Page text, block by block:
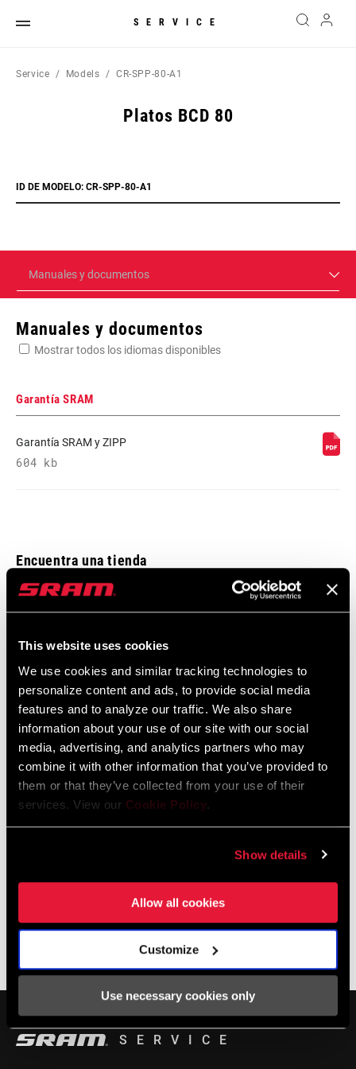
This website uses cookies
We use cookies and similar tracking technologies to
personalize content and ads, to provide social media
features and to analyze our traffic. We also share
information about your use of our site with our social
media, advertising, and analytics partners who may
combine it with other information that you’ve provided to
them or that they’ve collected from your use of their
services. View our Cookie Policy.
Show details
Allow all cookies
Customize
Use necessary cookies only
SERVICE
Service Models CR-SPP-80-A1
Platos BCD 80
ID DE MODELO: CR-SPP-80-A1
Manuales y documentos
Manuales y documentos
Mostrar todos los idiomas disponibles
Garantía SRAM
Garantía SRAM y ZIPP
604 kb
Encuentra una tienda
especialmente los puntos de venta oficiales SRAM, para recibir el
LOCALIZADOR DE TIENDAS
Soporte online
BASE DE CONOCIMIENTOS SRAM
SERVICE